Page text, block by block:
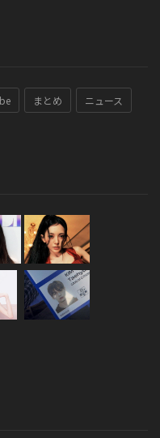
まとめ ニュース